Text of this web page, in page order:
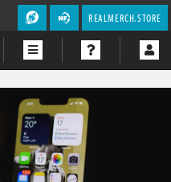
REALMERCH.STORE